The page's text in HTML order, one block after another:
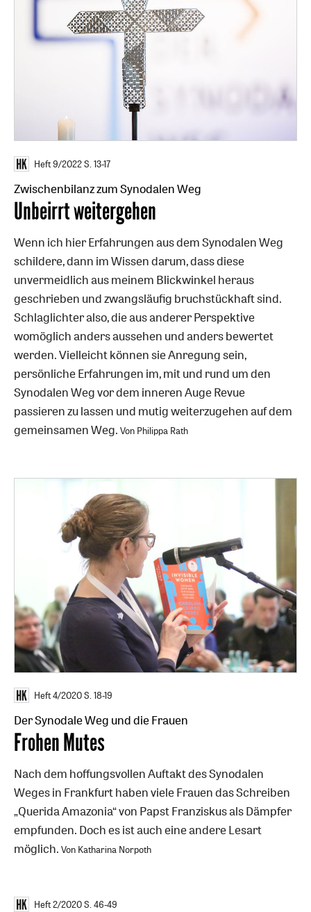
Heft 9/2022S. 13-17
Zwischenbilanz zum Synodalen Weg
:
Unbeirrt weitergehen
Wenn ich hier Erfahrungen aus dem Synodalen Weg
schildere, dann im Wissen darum, dass diese
unvermeidlich aus meinem Blickwinkel heraus
geschrieben und zwangsläufig bruchstückhaft sind.
Schlaglichter also, die aus anderer Perspektive
womöglich anders aussehen und anders bewertet
werden. Vielleicht können sie Anregung sein,
persönliche Erfahrungen im, mit und rund um den
Synodalen Weg vor dem inneren Auge Revue
passieren zu lassen und mutig weiterzugehen auf dem
gemeinsamen Weg. Von Philippa Rath
Heft 4/2020S. 18-19
Der Synodale Weg und die Frauen
:
Frohen Mutes
Nach dem hoffungsvollen Auftakt des Synodalen
Weges in Frankfurt haben viele Frauen das Schreiben
„Querida Amazonia“ von Papst Franziskus als Dämpfer
empfunden. Doch es ist auch eine andere Lesart
möglich. Von Katharina Norpoth
Heft 2/2020S. 46-49